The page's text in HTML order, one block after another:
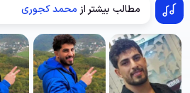
مطالب بیشتر از محمد کجوری